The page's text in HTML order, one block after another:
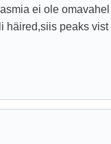
ei ole omavahel
häired,siis peaks vist